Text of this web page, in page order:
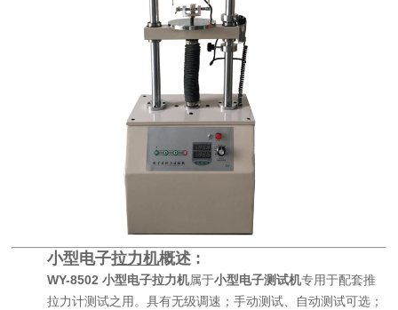
小型电子拉力机概述 :
WY-8502 小型电子拉力机属于小型电子测试机专用于配套推
拉力计测试之用。具有无级调速；手动测试、自动测试可选；